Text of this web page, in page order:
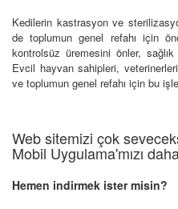
Kedilerin kastrasyon ve
de toplumun genel refahı için
kontrolsüz üremesini önler,
Evcil hayvan sahipleri,
ve toplumun genel refahı için bu
Web sitemizi çok
Mobil Uygulama'mızı
Hemen indirmek ister misin?